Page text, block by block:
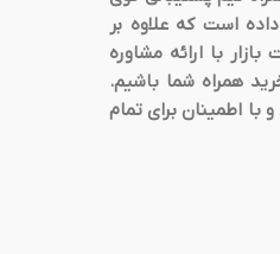
است که علاوه بر
با ارائه مشاوره
همراه شما باشیم.
اطمینان برای تمام